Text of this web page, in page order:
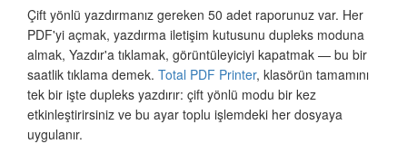
Çift yönlü yazdırmanız gereken 50 adet raporunuz var. Her
PDF'yi açmak, yazdırma iletişim kutusunu dupleks moduna
almak, Yazdır'a tıklamak, görüntüleyiciyi kapatmak — bu bir
saatlik tıklama demek. Total PDF Printer, klasörün tamamını
tek bir işte dupleks yazdırır: çift yönlü modu bir kez
etkinleştirirsiniz ve bu ayar toplu işlemdeki her dosyaya
uygulanır.